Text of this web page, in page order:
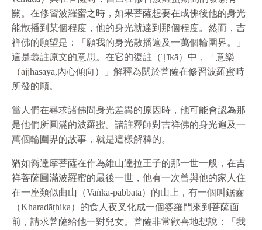
關。在修習波羅蜜之時，如果菩薩想要在成佛後他的身光
能散播到某個程度，他的身光就達到那個程度。然而，吉
祥佛的願望是：「願我的身光散播遍及一萬個輪圍界。」
這是義註原文的意思。在它的復註（Ṭīkā）中，「意樂
（ajjhāsaya,內心傾向）」解釋為關於菩薩在修習波羅蜜時
所發的願。
當人們在尋求諸佛間身光差異的原因時，他可能會認為那
是他們所圓滿的波羅蜜。諸註釋師對吉祥佛的身光遍及一
萬個輪圍界的故事，就是這樣解釋的。
猶如喬達摩菩薩在作為維山達拉王子的那一世一般，在吉
祥菩薩圓滿波羅蜜的最後一世，他有一次曾與他的家人住
在一座類似曲山（Vaṅka-pabbata）的山上，有一個叫鋸齒
（Kharadāṭhika）的食人夜叉化成一個婆羅門來到菩薩面
前，請求菩薩給他一對兒女。菩薩非常歡喜地想說：「我